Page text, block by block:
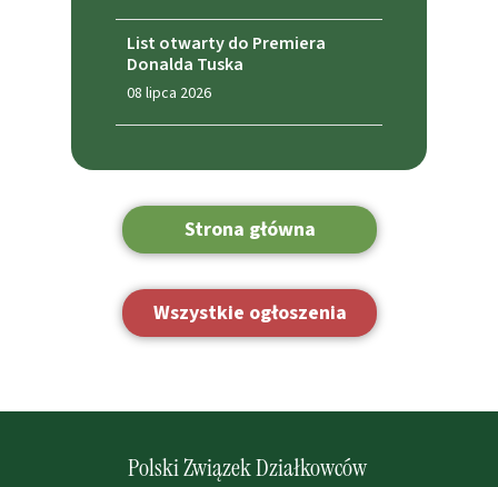
List otwarty do Premiera
Donalda Tuska
08 lipca 2026
Wszystkie ogłoszenia
Strona główna
Polski Związek Działkowców